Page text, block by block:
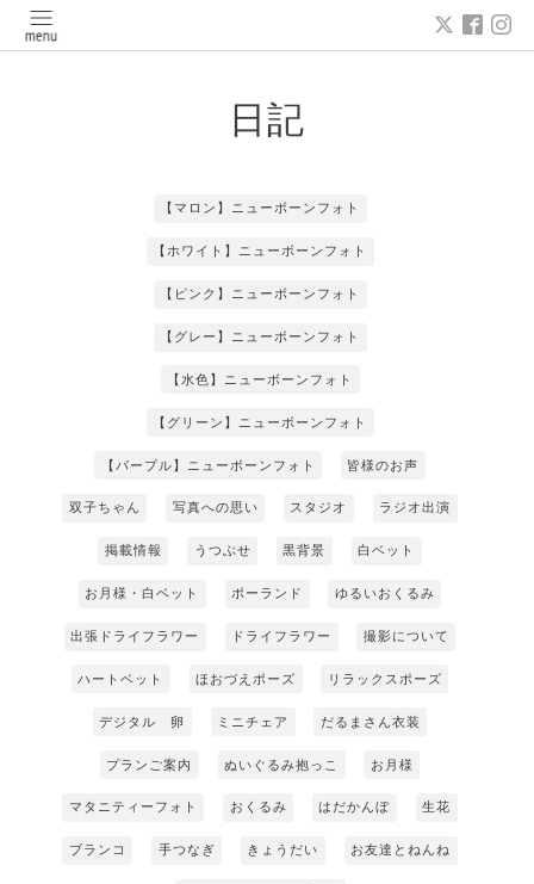
日記
【マロン】ニューボーンフォト
【ホワイト】ニューボーンフォト
【ピンク】ニューボーンフォト
【グレー】ニューボーンフォト
【水色】ニューボーンフォト
【グリーン】ニューボーンフォト
【パープル】ニューボーンフォト 皆様のお声
双子ちゃん 写真への思い スタジオ ラジオ出演
掲載情報 うつぶせ 黒背景 白ベット
お月様・白ベット ポーランド ゆるいおくるみ
出張ドライフラワー ドライフラワー 撮影について
ハートベット ほおづえポーズ リラックスポーズ
デジタル 卵 ミニチェア だるまさん衣装
プランご案内 ぬいぐるみ抱っこ お月様
マタニティーフォト おくるみ はだかんぼ 生花
ブランコ 手つなぎ きょうだい お友達とねんね